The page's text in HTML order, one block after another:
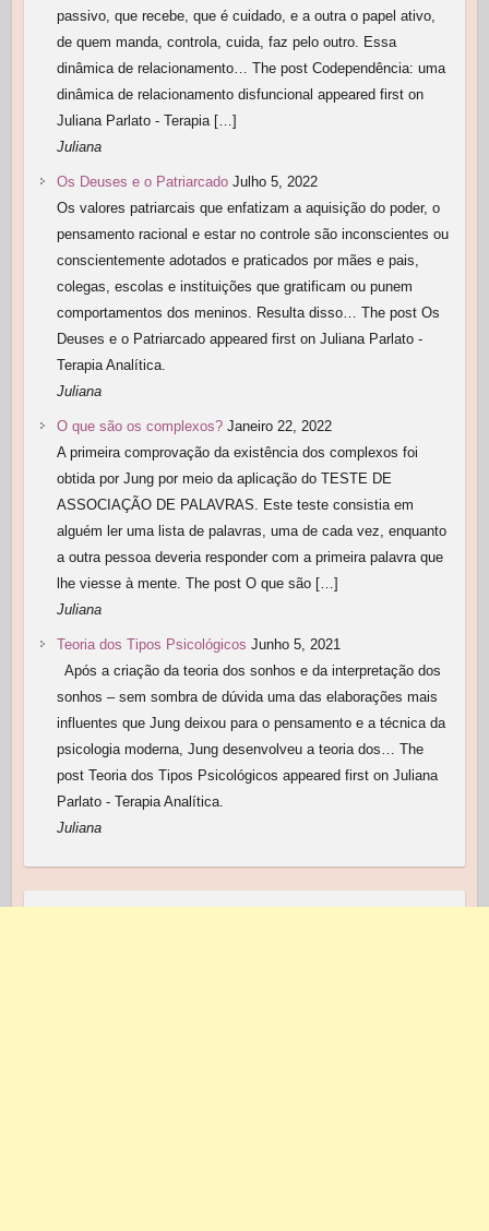
passivo, que recebe, que é cuidado, e a outra o papel ativo,
de quem manda, controla, cuida, faz pelo outro. Essa
dinâmica de relacionamento… The post Codependência: uma
dinâmica de relacionamento disfuncional appeared first on
Juliana Parlato - Terapia […]
Juliana
Os Deuses e o Patriarcado Julho 5, 2022
Os valores patriarcais que enfatizam a aquisição do poder, o
pensamento racional e estar no controle são inconscientes ou
conscientemente adotados e praticados por mães e pais,
colegas, escolas e instituições que gratificam ou punem
comportamentos dos meninos. Resulta disso… The post Os
Deuses e o Patriarcado appeared first on Juliana Parlato -
Terapia Analítica.
Juliana
O que são os complexos? Janeiro 22, 2022
A primeira comprovação da existência dos complexos foi
obtida por Jung por meio da aplicação do TESTE DE
ASSOCIAÇÃO DE PALAVRAS. Este teste consistia em
alguém ler uma lista de palavras, uma de cada vez, enquanto
a outra pessoa deveria responder com a primeira palavra que
lhe viesse à mente. The post O que são […]
Juliana
Teoria dos Tipos Psicológicos Junho 5, 2021
Após a criação da teoria dos sonhos e da interpretação dos
sonhos – sem sombra de dúvida uma das elaborações mais
influentes que Jung deixou para o pensamento e a técnica da
psicologia moderna, Jung desenvolveu a teoria dos… The
post Teoria dos Tipos Psicológicos appeared first on Juliana
Parlato - Terapia Analítica.
Juliana